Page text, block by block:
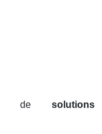
de solutions